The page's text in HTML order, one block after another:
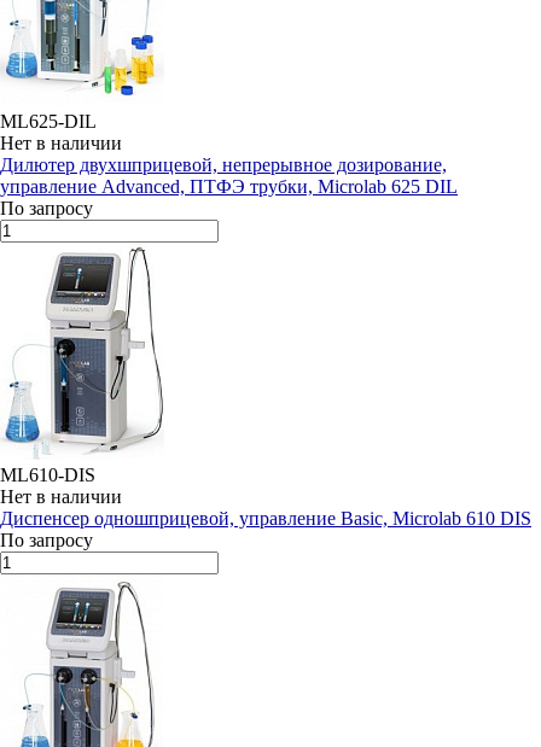
ML625-DIL
Нет в наличии
Дилютер двухшприцевой, непрерывное дозирование,
управление Advanced, ПТФЭ трубки, Microlab 625 DIL
По запросу
ML610-DIS
Нет в наличии
Диспенсер одношприцевой, управление Basic, Microlab 610 DIS
По запросу